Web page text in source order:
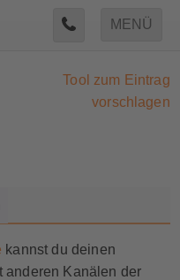
MENÜ
Tool zum Eintrag
vorschlagen
kannst du deinen
anderen Kanälen der